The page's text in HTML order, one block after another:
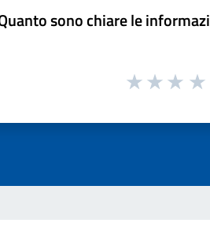
sono chiare le